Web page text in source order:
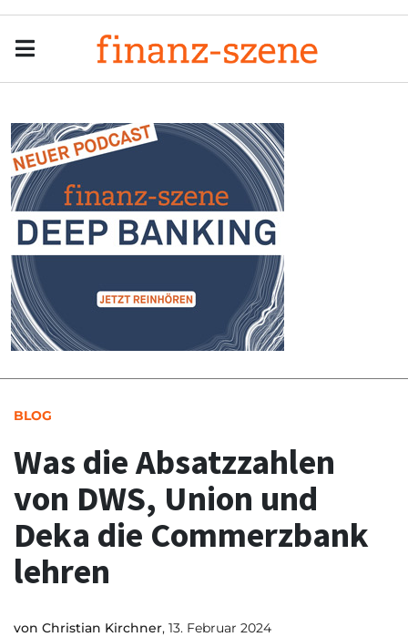
BLOG
Was die Absatzzahlen
von DWS, Union und
Deka die Commerzbank
lehren
von Christian Kirchner, 13. Februar 2024